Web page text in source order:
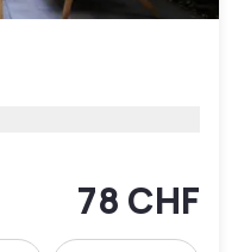
78 CHF